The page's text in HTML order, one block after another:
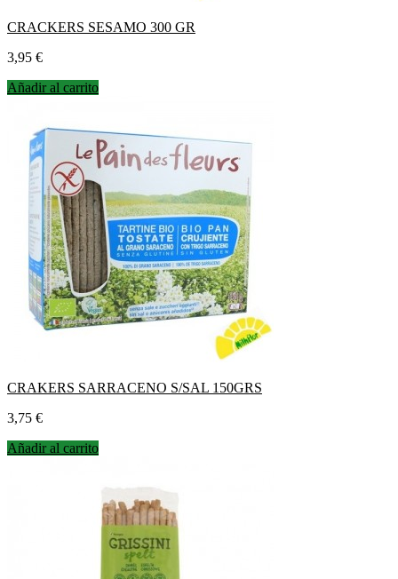
CRACKERS SESAMO 300 GR
Precio
3,95 €
Añadir al carrito
CRAKERS SARRACENO S/SAL 150GRS
Precio
3,75 €
Añadir al carrito